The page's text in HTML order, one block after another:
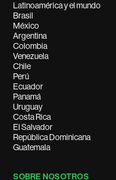
Latinoamérica y el mundo
Brasil
México
Argentina
Colombia
Venezuela
Chile
Perú
Ecuador
Panamá
Uruguay
Costa Rica
El Salvador
República Dominicana
Guatemala
SOBRE NOSOTROS